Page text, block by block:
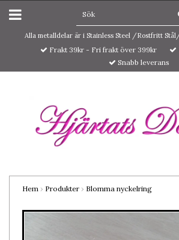
Alla metalldelar är i Stainless Steel /Rostfritt
Frakt 39kr - Fri frakt över 399kr
Snabb leverans
Hem › Produkter › Blomma nyckelring